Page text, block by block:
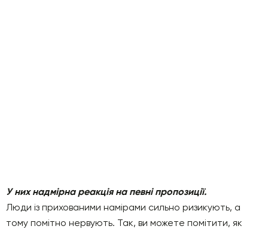
У них надмірна реакція на певні пропозиції.
Люди із прихованими намірами сильно ризикують, а
тому помітно нервують. Так, ви можете помітити, як